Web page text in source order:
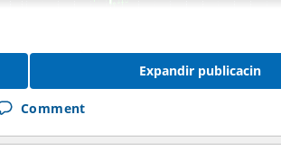
Expandir publicacin
Comment